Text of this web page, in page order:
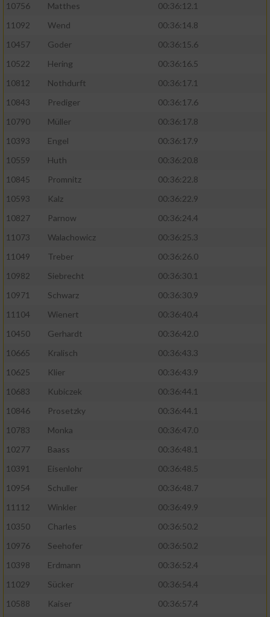
10756
Matthes
00:36:12.1
11092
Wend
00:36:14.8
10457
Goder
00:36:15.6
10522
Hering
00:36:16.5
10812
Nothdurft
00:36:17.1
10843
Prediger
00:36:17.6
10790
Müller
00:36:17.8
10393
Engel
00:36:17.9
10559
Huth
00:36:20.8
10845
Promnitz
00:36:22.8
10593
Kalz
00:36:22.9
10827
Parnow
00:36:24.4
11073
Walachowicz
00:36:25.3
11049
Treber
00:36:26.0
10982
Siebrecht
00:36:30.1
10971
Schwarz
00:36:30.9
11104
Wienert
00:36:40.4
10450
Gerhardt
00:36:42.0
10665
Kralisch
00:36:43.3
10625
Klier
00:36:43.9
10683
Kubiczek
00:36:44.1
10846
Prosetzky
00:36:44.1
10783
Monka
00:36:47.0
10277
Baass
00:36:48.1
10391
Eisenlohr
00:36:48.5
10954
Schuller
00:36:48.7
11112
Winkler
00:36:49.9
10350
Charles
00:36:50.2
10976
Seehofer
00:36:50.2
10398
Erdmann
00:36:52.4
11029
Sücker
00:36:54.4
10588
Kaiser
00:36:57.4